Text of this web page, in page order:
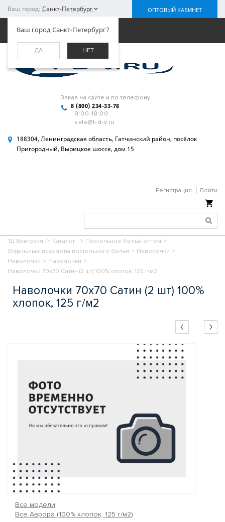
Ваш город: Санкт-Петербург
Ваш город Санкт-Петербург?
ДА НЕТ
ОПТОВЫЙ КАБИНЕТ
Заказ на сайте и по телефону
8 (800) 234-33-78
9:00-18:00
sale@t-d-v.ru
188304, Ленинградская область, Гатчинский район, посёлок
Пригородный, Вырицкое шоссе, дом 15
Регистрация Войти
Меню
ТД Виктория. > Каталог. > Постельное бельё оптом >
Отдельные предметы постельного белья > Наволочки >
Наволочки > Наволочки >
Наволочки 70х70 Сатин (2 шт) 100% хлопок, 125 г/м2
Наволочки 70х70 Сатин (2 шт) 100%
хлопок, 125 г/м2
Все модели
Все Аврора (100% хлопок, 125 г/м2)